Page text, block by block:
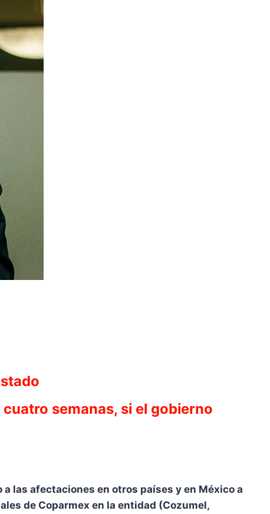
semanas, si el gobierno
las afectaciones en otros países y en México a
de Coparmex en la entidad (Cozumel,